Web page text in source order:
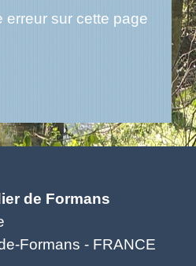
erreur sur cette page
de Formans
Formans - FRANCE